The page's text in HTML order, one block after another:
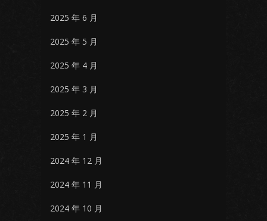
2025 年 6 月
2025 年 5 月
2025 年 4 月
2025 年 3 月
2025 年 2 月
2025 年 1 月
2024 年 12 月
2024 年 11 月
2024 年 10 月